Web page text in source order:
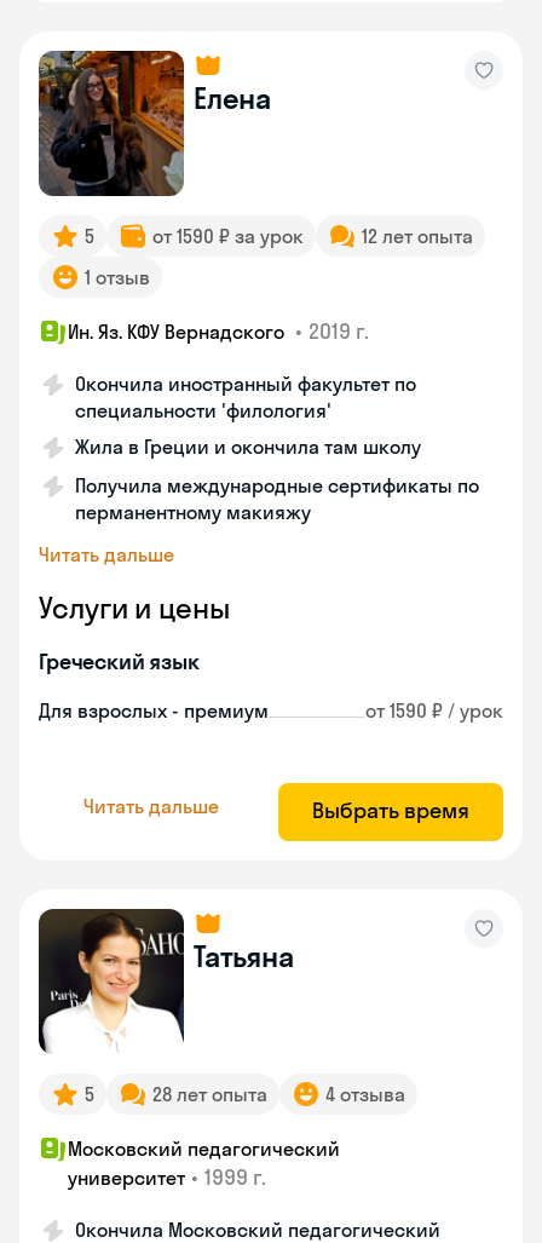
Елена
5 от 1590 ₽ за урок
12 лет опыта
1 отзыв
Ин. Яз. КФУ Вернадского • 2019 г.
Окончила иностранный факультет по
специальности 'филология'
Жила в Греции и окончила там школу
Получила международные сертификаты по
перманентному макияжу
Читать дальше
Услуги и цены
Греческий язык
Для взрослых - премиум от 1590 ₽ / урок
Читать дальше Выбрать время
Татьяна
5 28 лет опыта 4 отзыва
Московский педагогический
университет • 1999 г.
Окончила Московский педагогический